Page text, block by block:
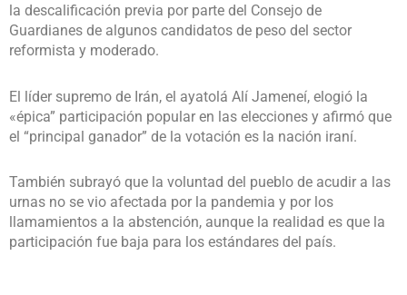
la descalificación previa por parte del Consejo de
Guardianes de algunos candidatos de peso del sector
reformista y moderado.
El líder supremo de Irán, el ayatolá Alí Jameneí, elogió la
«épica” participación popular en las elecciones y afirmó que
el “principal ganador” de la votación es la nación iraní.
También subrayó que la voluntad del pueblo de acudir a las
urnas no se vio afectada por la pandemia y por los
llamamientos a la abstención, aunque la realidad es que la
participación fue baja para los estándares del país.